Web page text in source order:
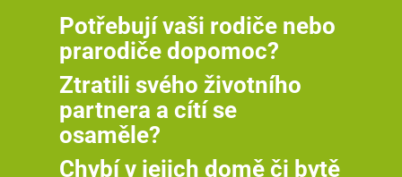
Potřebují vaši rodiče nebo
prarodiče dopomoc?
Ztratili svého životního
partnera a cítí se
osaměle?
Chybí v jejich domě či bytě